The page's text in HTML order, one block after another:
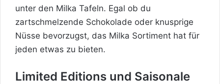
unter den Milka Tafeln. Egal ob du
zartschmelzende Schokolade oder knusprige
Nüsse bevorzugst, das Milka Sortiment hat für
jeden etwas zu bieten.
Limited Editions und Saisonale